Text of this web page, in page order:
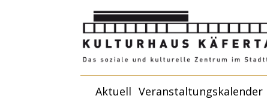
Zum
Inhalt
Aktuell Veranstaltungskalender